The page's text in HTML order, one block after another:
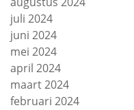
juli 2024
juni 2024
mei 2024
april 2024
maart 2024
februari 2024